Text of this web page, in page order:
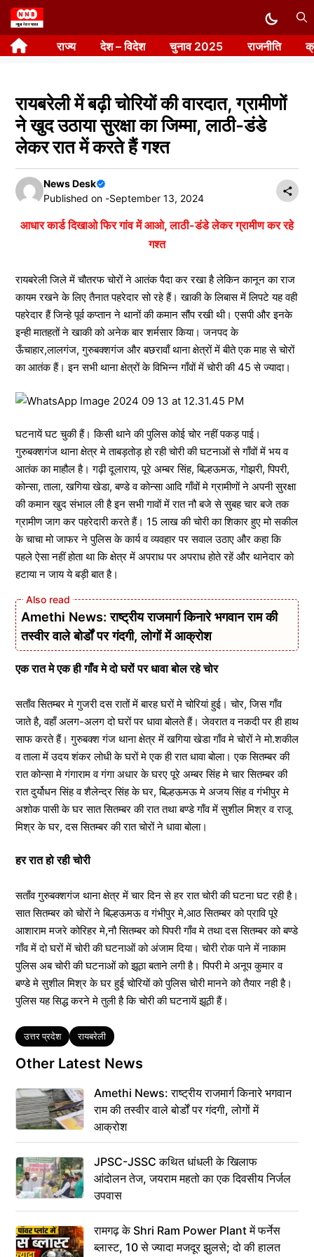
Skip
to
content राज्य देश – विदेश चुनाव 2025 राजनीति
रायबरेली में बढ़ी चोरियों की वारदात, ग्रामीणों
ने खुद उठाया सुरक्षा का जिम्मा, लाठी-डंडे
लेकर रात में करते हैं गश्त
News Desk
Published on -September 13, 2024
आधार कार्ड दिखाओ फिर गांव में आओ, लाठी-डंडे लेकर ग्रामीण कर रहे
गश्त
रायबरेली जिले में चौतरफ चोरों ने आतंक पैदा कर रखा है लेकिन कानून का राज
कायम रखने के लिए तैनात पहरेदार सो रहे हैं। खाकी के लिबास में लिपटे यह वही
पहरेदार हैं जिन्हे पूर्व कप्तान ने थानों की कमान सौंप रखी थी। एसपी और इनके
इन्ही मातहतों ने खाकी को अनेक बार शर्मसार किया। जनपद के
ऊँचाहार,लालगंज, गुरुबक्शगंज और बछरावाँ थाना क्षेत्रों में बीते एक माह से चोरों
का आतंक हैं। इन सभी थाना क्षेत्रों के विभिन्न गाँवों में चोरी की 45 से ज्यादा।
घटनायें घट चुकी हैं। किसी थाने की पुलिस कोई चोर नहीं पकड़ पाई।
गुरुबक्शगंज थाना क्षेत्र मे ताबड़तोड़ हो रही चोरी की घटनाओं से गाँवों में भय व
आतंक का माहौल है। गढ़ी दूलाराय, पूरे अम्बर सिंह, बिल्हऊमऊ, गोझरी, पिपरी,
कोन्सा, ताला, खगिया खेडा, बण्डे व कोन्सा आदि गाँवों मे ग्रामीणों ने अपनी सुरक्षा
की कमान खुद संभाल ली है इन सभी गावों में रात नौ बजे से सुबह चार बजे तक
ग्रामीण जाग कर पहरेदारी करते हैं। 15 लाख की चोरी का शिकार हुए मो सकील
के चाचा मो जाफर ने पुलिस के कार्य व व्यवहार पर सवाल उठाए और कहा कि
पहले ऐसा नहीं होता था कि क्षेत्र में अपराध पर अपराध होते रहें और थानेदार को
हटाया न जाय ये बड़ी बात है।
Amethi News: राष्ट्रीय राजमार्ग किनारे भगवान राम की
तस्वीर वाले बोर्डों पर गंदगी, लोगों में आक्रोश
एक रात मे एक ही गाँव मे दो घरों पर धावा बोल रहे चोर
सताँव सितम्बर मे गुजरी दस रातों में बारह घरों मे चोरियां हुई। चोर, जिस गाँव
जाते है, वहाँ अलग-अलग दो घरों पर धावा बोलते हैं। जेवरात व नकदी पर ही हाथ
साफ करते हैं। गुरुबक्श गंज थाना क्षेत्र में खगिया खेडा गाँव मे चोरों ने मो.शकील
व ताला में उदय शंकर लोधी के घरों मे एक ही रात धावा बोला। एक सितम्बर की
रात कोन्सा मे गंगाराम व गंगा अधार के घरए पूरे अम्बर सिंह मे चार सितम्बर की
रात दुर्योधन सिंह व शैलेन्द्र सिंह के घर, बिल्हऊमऊ मे अजय सिंह व गंभीपुर मे
अशोक पासी के घर सात सितम्बर की रात तथा बण्डे गाँव में सुशील मिश्र व राजू
मिश्र के घर, दस सितम्बर की रात चोरों ने धावा बोला।
हर रात हो रही चोरी
सताँव गुरुबक्शगंज थाना क्षेत्र में चार दिन से हर रात चोरी की घटना घट रही है।
सात सितम्बर को चोरों ने बिल्हऊमऊ व गंभीपुर मे,आठ सितम्बर को प्रावि पूरे
आशाराम मजरे कोरिहर मे,नौ सितम्बर को पिपरी गाँव मे तथा दस सितम्बर को बण्डे
गाँव में दो घरों में चोरी की घटनाओं को अंजाम दिया। चोरी रोक पाने में नाकाम
पुलिस अब चोरी की घटनाओं को झूठा बताने लगी है। पिपरी मे अनूप कुमार व
बण्डे मे सुशील मिश्र के घर हुई चोरियों को पुलिस चोरी मानने को तैयार नही है।
पुलिस यह सिद्ध करने मे तुली है कि चोरी की घटनायें झूठी हैं।
Tags
उत्तर प्रदेश रायबरेली
Other Latest News
Amethi News: राष्ट्रीय राजमार्ग किनारे भगवान
राम की तस्वीर वाले बोर्डों पर गंदगी, लोगों में
आक्रोश
JPSC-JSSC कथित धांधली के खिलाफ
आंदोलन तेज, जयराम महतो का एक दिवसीय निर्जल
उपवास
रामगढ़ के Shri Ram Power Plant में फर्नेस
ब्लास्ट, 10 से ज्यादा मजदूर झुलसे; दो की हालत